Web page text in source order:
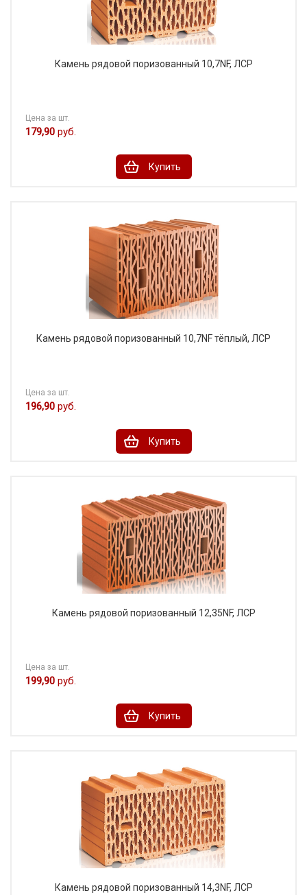
Камень рядовой поризованный 10,7NF, ЛСР
Цена за шт.
179,90 руб.
Купить
Камень рядовой поризованный 10,7NF тёплый, ЛСР
Цена за шт.
196,90 руб.
Купить
Камень рядовой поризованный 12,35NF, ЛСР
Цена за шт.
199,90 руб.
Купить
Камень рядовой поризованный 14,3NF, ЛСР